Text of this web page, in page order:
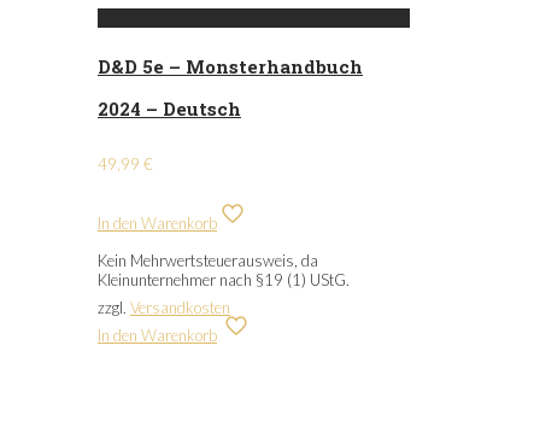
D&D 5e – Monsterhandbuch
2024 – Deutsch
49,99 €
In den Warenkorb
Kein Mehrwertsteuerausweis, da
Kleinunternehmer nach §19 (1) UStG.
zzgl. Versandkosten
In den Warenkorb